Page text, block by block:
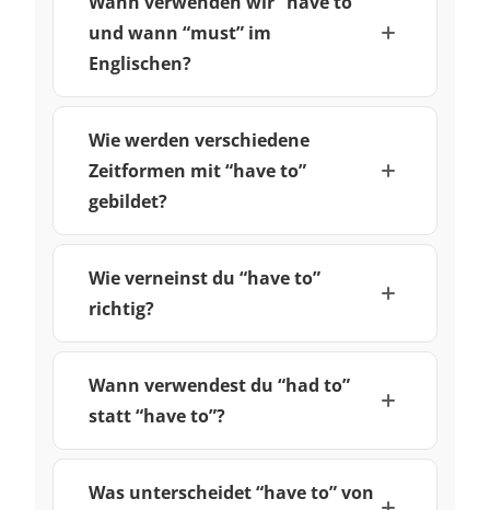
und wann “must” im
Englischen?
Wie werden verschiedene
Zeitformen mit “have to”
gebildet?
Wie verneinst du “have to”
richtig?
Wann verwendest du “had to”
statt “have to”?
Was unterscheidet “have to” von